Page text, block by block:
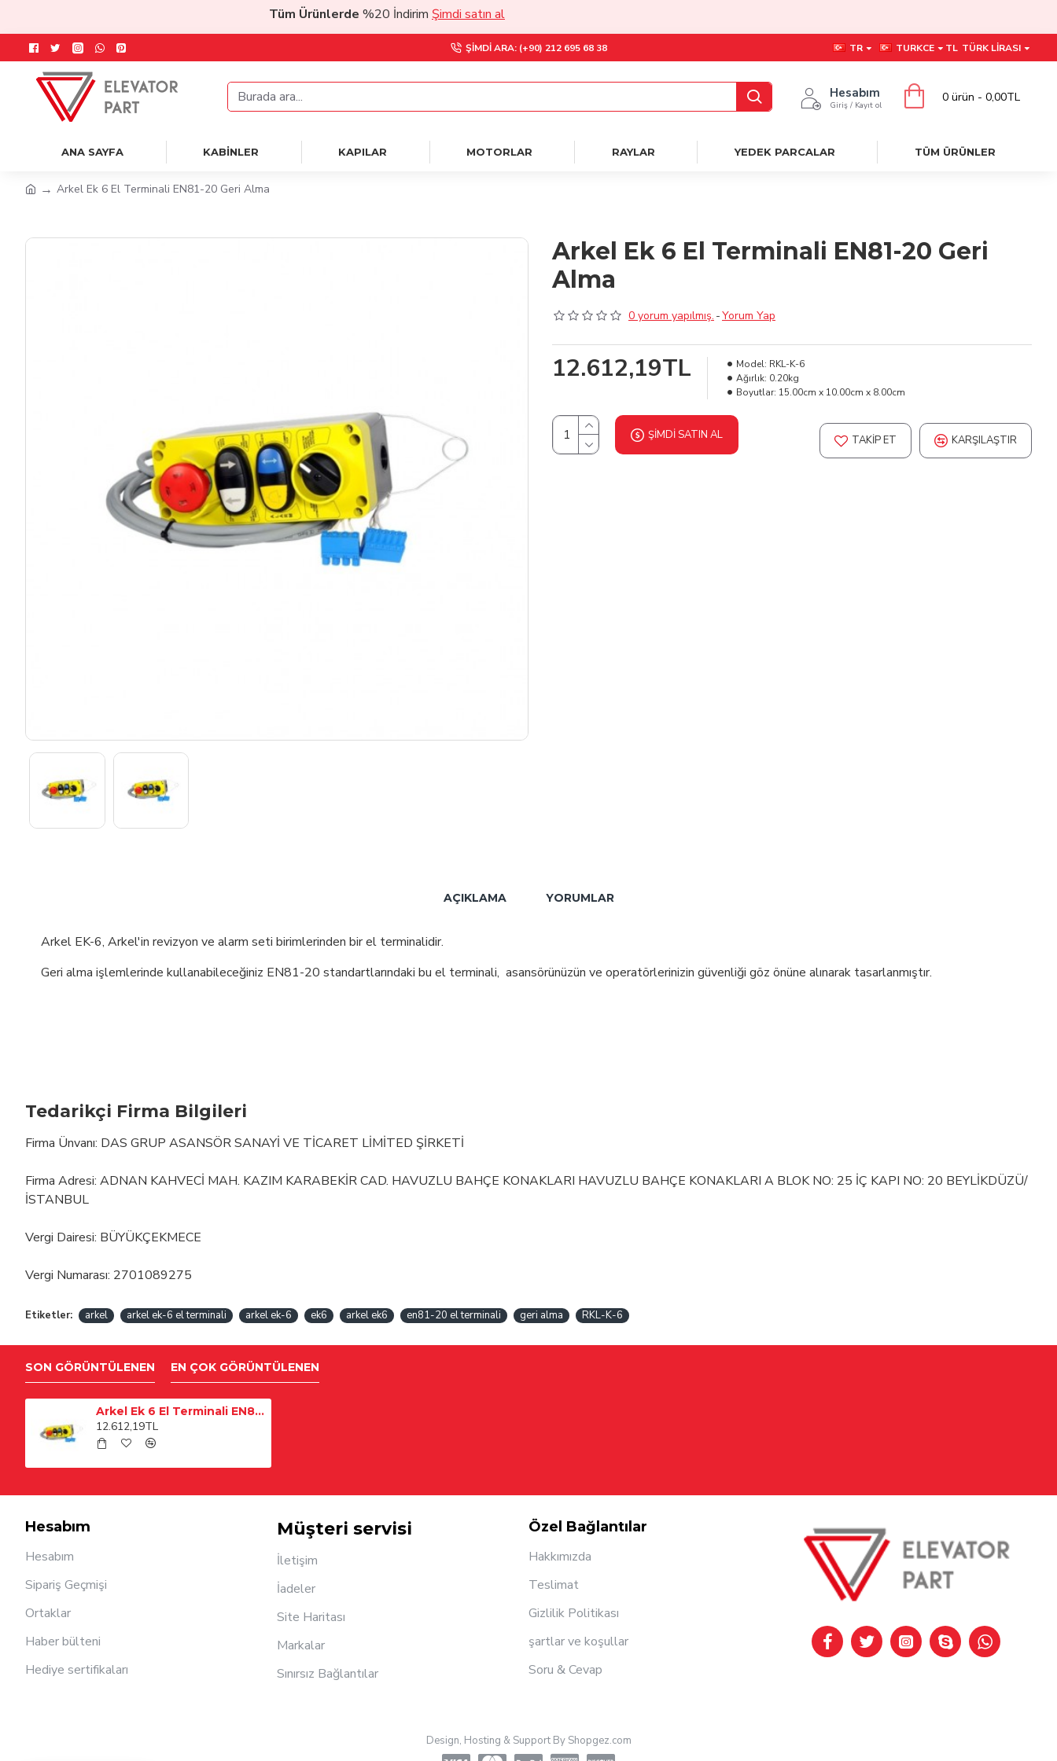
Tüm Ürünlerde%20 İndirimŞimdi satın al
ŞIMDI ARA: (+90) 212 695 68 38 TR TURKCE TL TÜRK LIRASI
Hesabım
Giriş / Kayıt ol
0 ürün - 0,00TL
ANA SAYFA KABİNLER KAPILAR MOTORLAR RAYLAR YEDEK PARCALAR TÜM ÜRÜNLER
Arkel Ek 6 El Terminali EN81-20 Geri Alma
Arkel Ek 6 El Terminali EN81-20 Geri
Alma
0 yorum yapılmış. -Yorum Yap
12.612,19TL Model: RKL-K-6
Ağırlık: 0.20kg
Boyutlar: 15.00cm x 10.00cm x 8.00cm
ŞIMDI SATIN AL TAKIP ET KARŞILAŞTIR
AÇIKLAMA YORUMLAR
Arkel EK-6, Arkel'in revizyon ve alarm seti birimlerinden bir el terminalidir.
Geri alma işlemlerinde kullanabileceğiniz EN81-20 standartlarındaki bu el terminali, asansörünüzün ve operatörlerinizin güvenliği göz önüne alınarak tasarlanmıştır.
Tedarikçi Firma Bilgileri
Firma Ünvanı: DAS GRUP ASANSÖR SANAYİ VE TİCARET LİMİTED ŞİRKETİ
Firma Adresi: ADNAN KAHVECİ MAH. KAZIM KARABEKİR CAD. HAVUZLU BAHÇE KONAKLARI HAVUZLU BAHÇE KONAKLARI A BLOK NO: 25 İÇ KAPI NO: 20 BEYLİKDÜZÜ/
İSTANBUL
Vergi Dairesi: BÜYÜKÇEKMECE
Vergi Numarası: 2701089275
Etiketler: arkel arkel ek-6 el terminali arkel ek-6 ek6 arkel ek6 en81-20 el terminali geri alma RKL-K-6
SON GÖRÜNTÜLENEN EN ÇOK GÖRÜNTÜLENEN
Arkel Ek 6 El Terminali EN81-20 Geri Alma
12.612,19TL
Hesabım
Hesabım
Sipariş Geçmişi
Ortaklar
Haber bülteni
Hediye sertifikaları
Müşteri servisi
İletişim
İadeler
Site Haritası
Markalar
Sınırsız Bağlantılar
Özel Bağlantılar
Hakkımızda
Teslimat
Gizlilik Politikası
şartlar ve koşullar
Soru & Cevap
Design, Hosting & Support By Shopgez.com